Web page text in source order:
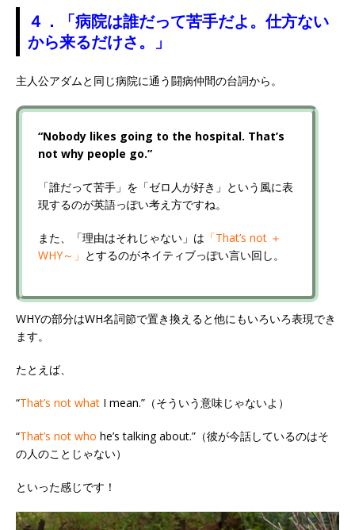
４．「病院は誰だって苦手だよ。仕方ない
から来るだけさ。」
主人公アダムと同じ病院に通う闘病仲間の台詞から。
“Nobody likes going to the hospital. That’s
not why people go.”
「誰だって苦手」を「ゼロ人が好き」という風に表
現するのが英語っぽい考え方ですね。
また、「理由はそれじゃない」は 「That’s not ＋
WHY～」 とするのがネイティブっぽい言い回し。
WHYの部分はWH名詞節で置き換えると他にもいろいろ表現でき
ます。
たとえば、
“That’s not what I mean.”（そういう意味じゃないよ）
“That’s not who he’s talking about.”（彼が今話しているのはそ
の人のことじゃない）
といった感じです！